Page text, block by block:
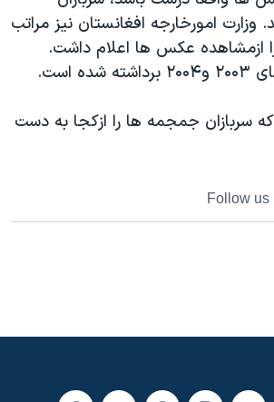
جایزه نوبل صلح
آمریکا «سی‌پک»
به چین
امورخارجه افغانستان نيز مراتب
ازمشاهده عکس ها اعلام داشت.
است.
سربازان جمجمه ها را ازکجا به دست
Follow us